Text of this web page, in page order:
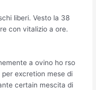
liberi. Vesto la 38
con vitalizio a ore.
a ovino ho rso
excretion mese di
certain mescita di